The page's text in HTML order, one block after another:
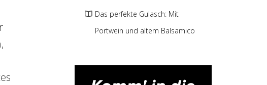
Das perfekte Gulasch: Mit
Portwein und altem Balsamico